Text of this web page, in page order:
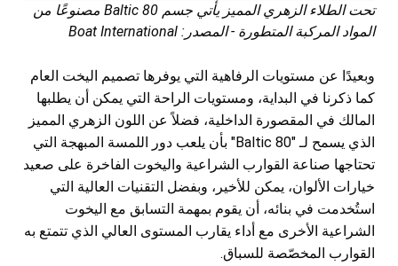
تحت الطلاء الزهري المميز يأتي جسم Baltic 80 مصنوعًا من
المواد المركبة المتطورة - المصدر: Boat International
وبعيدًا عن مستويات الرفاهية التي يوفرها تصميم اليخت العام
كما ذكرنا في البداية، ومستويات الراحة التي يمكن أن يطلبها
المالك في المقصورة الداخلية، فضلاً عن اللون الزهري المميز
الذي يسمح لـ "Baltic 80" بأن يلعب دور اللمسة المبهجة التي
تحتاجها صناعة القوارب الشراعية واليخوت الفاخرة على صعيد
خيارات الألوان، يمكن للأخير، وبفضل التقنيات العالية التي
استُخدمت في بنائه، أن يقوم بمهمة التسابق مع اليخوت
الشراعية الأخرى مع أداء يقارب المستوى العالي الذي تتمتع به
القوارب المخصّصة للسباق.